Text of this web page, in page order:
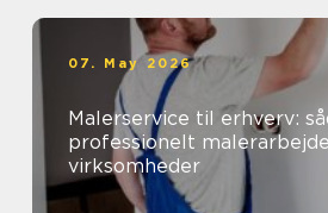
07. May 2026
Malerservice til erhverv:
professionelt
virksomheder